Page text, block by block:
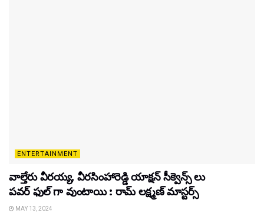
ENTERTAINMENT
వాల్తేరు వీరయ్య, వీరసింహారెడ్డి యాక్షన్ సీక్వెన్స్ లు
పవర్ ఫుల్ గా వుంటాయి : రామ్ లక్ష్మణ్ మాస్టర్స్
MAY 13, 2024